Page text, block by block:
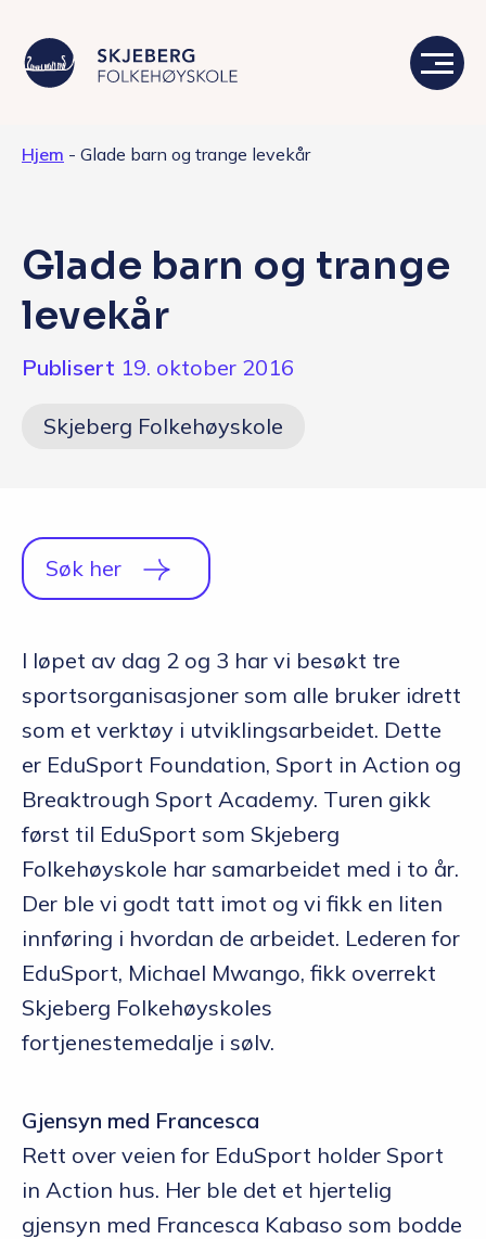
Skolen
Opptakskrav og priser
Søk i dag
Hjem - Glade barn og trange levekår
Glade barn og trange
levekår
Publisert 19. oktober 2016
Skjeberg Folkehøyskole
Søk her
I løpet av dag 2 og 3 har vi besøkt tre
sportsorganisasjoner som alle bruker idrett
som et verktøy i utviklingsarbeidet. Dette
er EduSport Foundation, Sport in Action og
Breaktrough Sport Academy. Turen gikk
først til EduSport som Skjeberg
Folkehøyskole har samarbeidet med i to år.
Der ble vi godt tatt imot og vi fikk en liten
innføring i hvordan de arbeidet. Lederen for
EduSport, Michael Mwango, fikk overrekt
Skjeberg Folkehøyskoles
fortjenestemedalje i sølv.
Gjensyn med Francesca
Rett over veien for EduSport holder Sport
in Action hus. Her ble det et hjertelig
gjensyn med Francesca Kabaso som bodde